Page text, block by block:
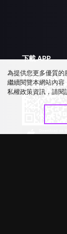
下載 APP
為提供您更多優質
繼續閱覽本網站內
私權政策資訊，請閱